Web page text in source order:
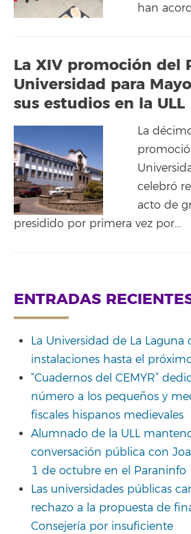
han
La XIV promoción del
Universidad para
sus estudios en la ULL
La
celebró
acto de
presidido por primera vez por…
ENTRADAS
La Universidad de La Laguna
instalaciones hasta el
“Cuadernos del CEMYR”
número a los pequeños y
fiscales hispanos medievales
Alumnado de la ULL
conversación pública con
1 de octubre en el Paraninfo
Las universidades públicas
rechazo a la propuesta de
Consejería por insuficiente